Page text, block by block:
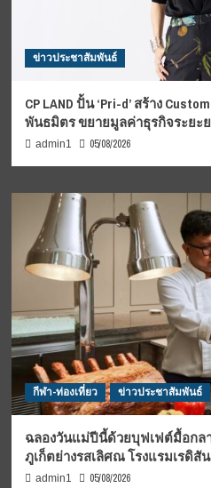
ข่าวประชาสัมพันธ์
CP LAND ปั้น ‘Pri-d’ สร้าง
พันธมิตร ขยายมูลค่าธุรกิจระยะ
admin1 05/08/2026
กีฬา-ท่องเที่ยว ข่าวประชาสัมพันธ์
ฉลองวันแม่ปีนี้ด้วยบุฟเฟต์มื้อกล
ภูเก็ตย่างรสเลิศณ โรงแรมเรดิสั
admin1 05/08/2026